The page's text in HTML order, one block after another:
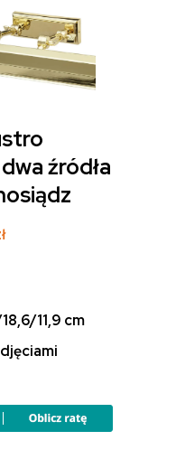
źródła
11,9 cm